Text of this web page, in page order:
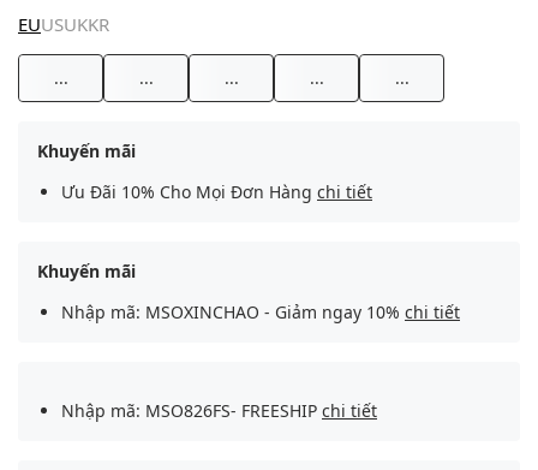
EUUSUKKR
... ... ... ... ...
Khuyến mãi
Ưu Đãi 10% Cho Mọi Đơn Hàng chi tiết
Khuyến mãi
Nhập mã: MSOXINCHAO - Giảm ngay 10% chi tiết
Nhập mã: MSO826FS- FREESHIP chi tiết